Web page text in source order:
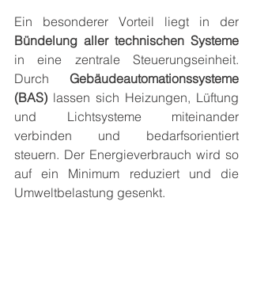
Bündelung aller technischen Systeme
in eine zentrale Steuerungseinheit.
Durch Gebäudeautomationssysteme
(BAS) lassen sich Heizungen, Lüftung
und Lichtsysteme miteinander
verbinden und bedarfsorientiert
steuern. Der Energieverbrauch wird so
auf ein Minimum reduziert und die
Umweltbelastung gesenkt.